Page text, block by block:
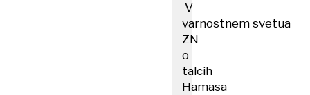
V
varnostnem svetua
ZN
o
talcih
Hamasa